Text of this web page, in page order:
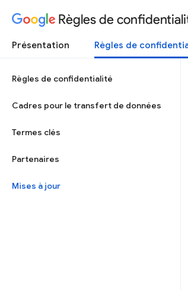
Règles de
Présentation Règles de
Règles de confidentialité
Cadres pour le transfert de données
Termes clés
Partenaires
Mises à jour